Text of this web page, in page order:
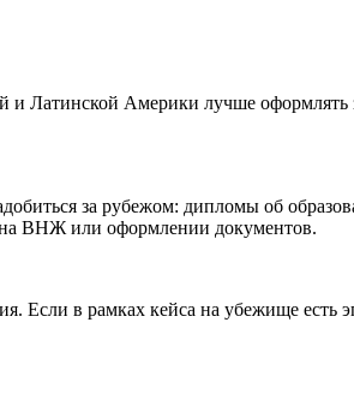
Латинской Америки лучше
за рубежом: дипломы об
на ВНЖ или оформлении документов.
Если в рамках кейса на убежище